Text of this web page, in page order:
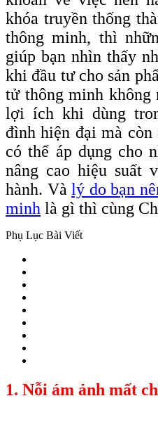
khóa truyền thống
thông minh, thì
giúp bạn nhìn thấy
khi đầu tư cho sản
tử thông minh không
lợi ích khi dùng
đình hiện đại mà còn
có thể áp dụng cho
nâng cao hiệu suất
hành. Vàlý do bạn
minh là gì thì cùng
Phụ Lục Bài Viết
1. Nỗi ám ảnh mất